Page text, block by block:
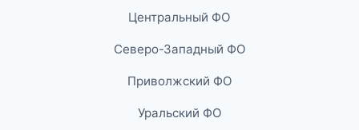
Центральный ФО
Северо-Западный ФО
Приволжский ФО
Уральский ФО